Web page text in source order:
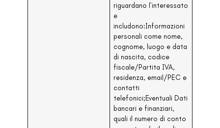
riguardano l’interessato
e
includono:Informazioni
personali come nome,
cognome, luogo e data
di nascita, codice
fiscale/Partita IVA,
residenza, email/PEC e
contatti
telefonici;Eventuali Dati
bancari e finanziari,
quali il numero di conto